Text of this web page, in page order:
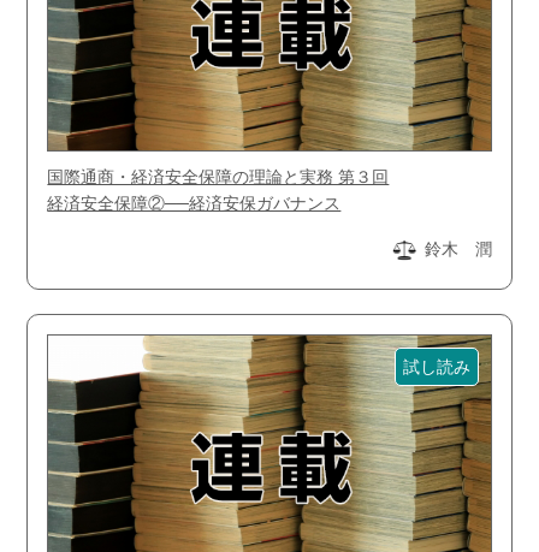
国際通商・経済安全保障の理論と実務 第３回
経済安全保障②──経済安保ガバナンス
鈴木 潤
試し読み